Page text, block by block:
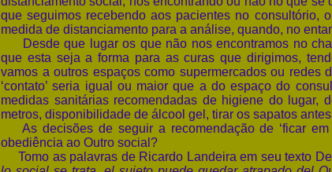
que seguimos recebendo aos pacientes no consultório,
medida de distanciamento para a análise, quando, no
Desde que lugar os que não nos encontramos no
que esta seja a forma para as curas que dirigimos,
vamos a outros espaços como supermercados ou redes
‘contato’ seria igual ou maior que a do espaço do
medidas sanitárias recomendadas de higiene do lugar,
metros, disponibilidade de álcool gel, tirar os sapatos
As decisões de seguir a recomendação de ‘ficar em
obediência ao Outro social?
Tomo as palavras de Ricardo Landeira em seu texto